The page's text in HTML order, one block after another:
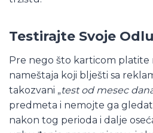
Testirajte Svoje
Pre nego što karticom platite
nameštaja koji blješti sa
takozvani „test od mesec
predmeta i nemojte ga
nakon tog perioda i dalje